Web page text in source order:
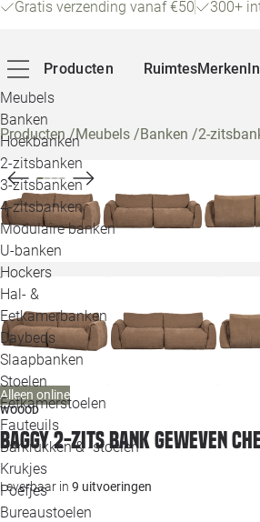
Gratis verzending vanaf €50 300+
Producten
Meubels
Banken
Hoekbanken
2-zitsbanken
3-zitsbanken
4-zitsbanken
Modulaire banken
U-banken
Hockers
Hal- &
Eetkamerbanken
Daybeds
Slaapbanken
Stoelen
Eetkamerstoelen
Fauteuils
Barkrukken & -stoelen
Krukjes
Poefjes
Bureaustoelen
RuimtesMerken
Producten/Meubels /Banken /2-
Alleen online
WOOOD
Baggy 2-zits bank geweven
Leverbaar in 9 uitvoeringen